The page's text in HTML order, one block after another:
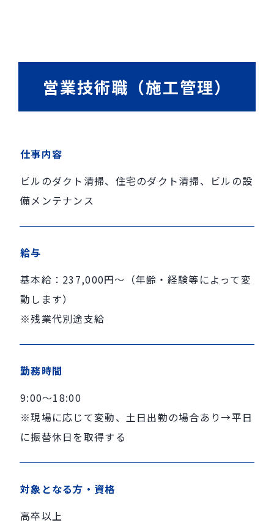
営業技術職（施工管理）
仕事内容
ビルのダクト清掃、住宅のダクト清掃、ビルの設
備メンテナンス
給与
基本給：237,000円〜（年齢・経験等によって変
動します）
※残業代別途支給
勤務時間
9:00～18:00
※現場に応じて変動、土日出勤の場合あり→平日
に振替休日を取得する
対象となる方・資格
高卒以上